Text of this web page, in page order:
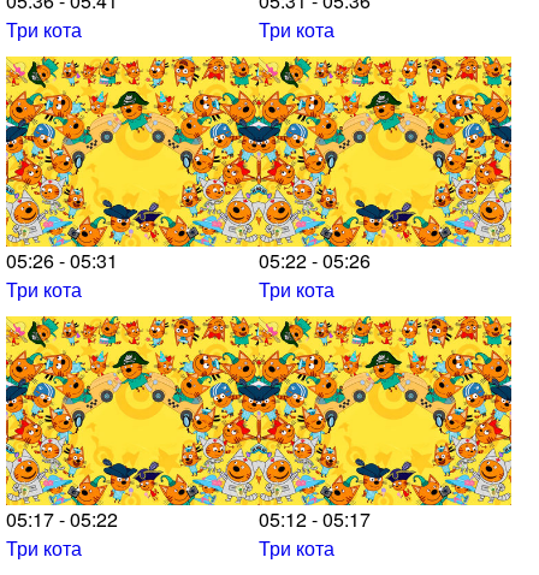
Три кота
Три кота
05:26 - 05:31
Три кота
05:22 - 05:26
Три кота
05:17 - 05:22
Три кота
05:12 - 05:17
Три кота